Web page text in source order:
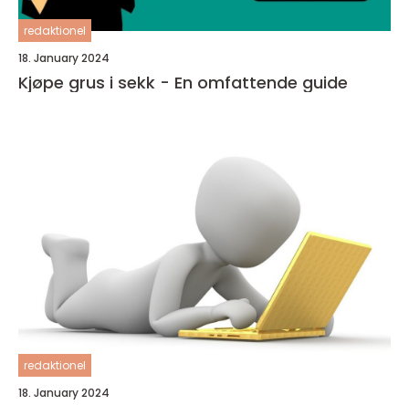
redaktionel
18. January 2024
Kjøpe grus i sekk - En omfattende guide
redaktionel
18. January 2024